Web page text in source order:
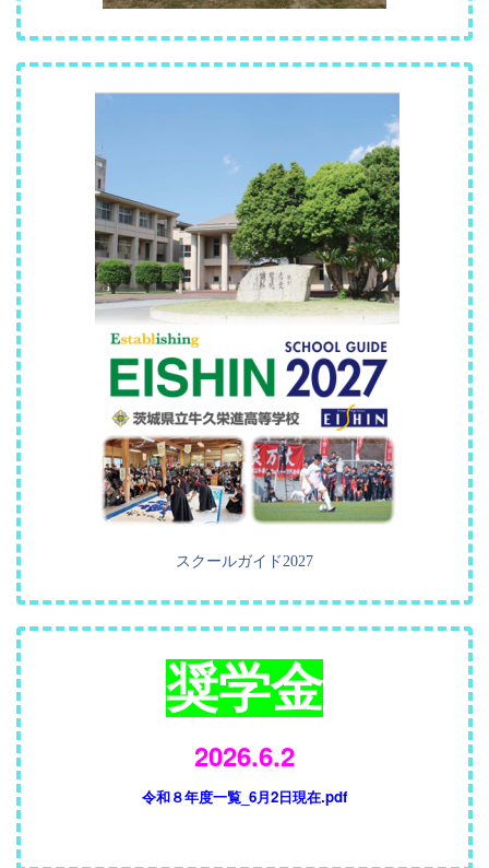
スクールガイド2027
奨学金
2026.6.2
令和８年度一覧_6月2日現在.pdf